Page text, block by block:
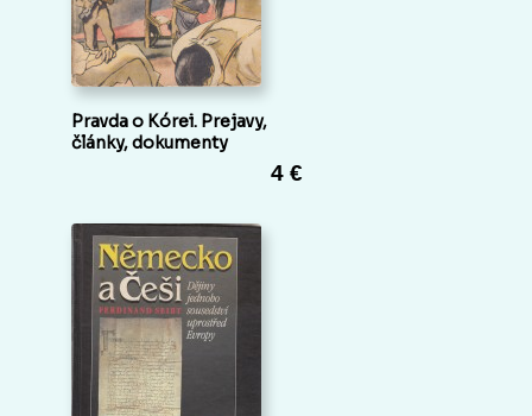
Pravda o Kórei. Prejavy,
články, dokumenty
4 €